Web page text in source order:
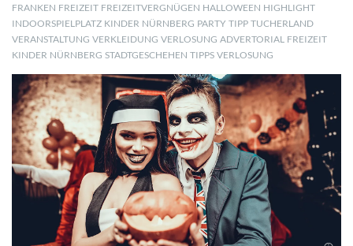
FRANKEN FREIZEIT FREIZEITVERGNÜGEN HALLOWEEN HIGHLIGHT
INDOORSPIELPLATZ KINDER NÜRNBERG PARTY TIPP TUCHERLAND
VERANSTALTUNG VERKLEIDUNG VERLOSUNG ADVERTORIAL FREIZEIT
KINDER NÜRNBERG STADTGESCHEHEN TIPPS VERLOSUNG